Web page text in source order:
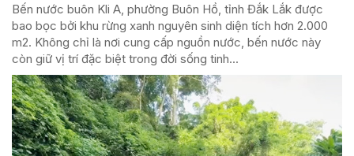
Bến nước buôn Kli A, phường Buôn Hồ, tỉnh Đắk Lắk được
bao bọc bởi khu rừng xanh nguyên sinh diện tích hơn 2.000
m2. Không chỉ là nơi cung cấp nguồn nước, bến nước này
còn giữ vị trí đặc biệt trong đời sống tinh...